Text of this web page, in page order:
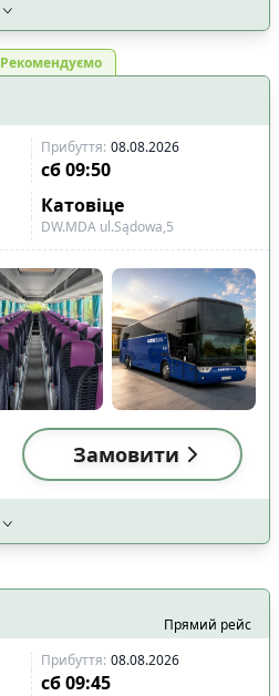
Рекомендуємо
Прибуття: 08.08.2026
сб 09:50
Катовіце
DW.MDA ul.Sądowa,5
Замовити
Прямий рейс
Прибуття: 08.08.2026
сб 09:45